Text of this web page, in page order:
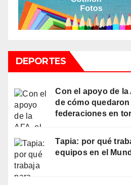
DEPORTES
Con el apoyo de
de cómo
federaciones en
Tapia: por qué
equipos en el